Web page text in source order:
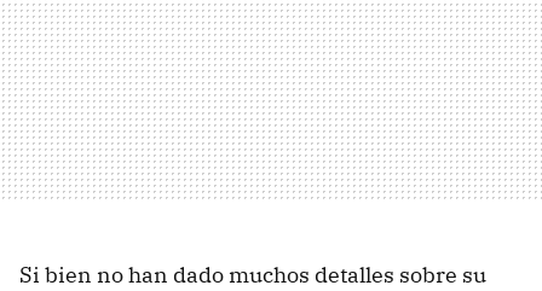
Si bien no han dado muchos detalles sobre su